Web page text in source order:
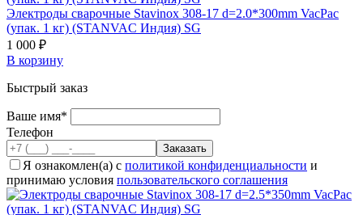
Электроды сварочные Stavinox 308-17 d=2.0*300mm VacPac
(упак. 1 кг) (STANVAC Индия) SG
1 000 ₽
В корзину
Быстрый заказ
Ваше имя*
Телефон
Я ознакомлен(а) с политикой конфиденциальности и
принимаю условия пользовательского соглашения